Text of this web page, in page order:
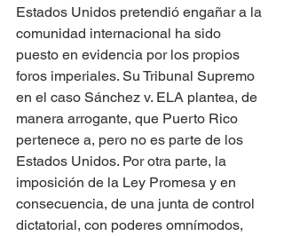
Estados Unidos pretendió engañar a la
comunidad internacional ha sido
puesto en evidencia por los propios
foros imperiales. Su Tribunal Supremo
en el caso Sánchez v. ELA plantea, de
manera arrogante, que Puerto Rico
pertenece a, pero no es parte de los
Estados Unidos. Por otra parte, la
imposición de la Ley Promesa y en
consecuencia, de una junta de control
dictatorial, con poderes omnímodos,